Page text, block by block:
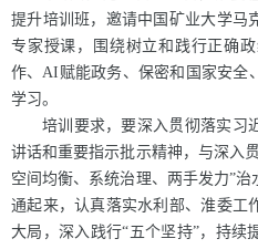
提升培训班，邀请中国矿业大学马
专家授课，围绕树立和践行正确
作、AI赋能政务、保密和国家安全
学习。
培训要求，要深入贯彻落实习
讲话和重要指示批示精神，与深入
空间均衡、系统治理、两手发力”
通起来，认真落实水利部、淮委工
大局，深入践行“五个坚持”，持续